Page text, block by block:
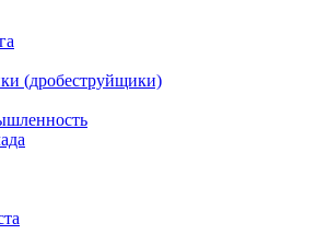
(дробеструйщики)